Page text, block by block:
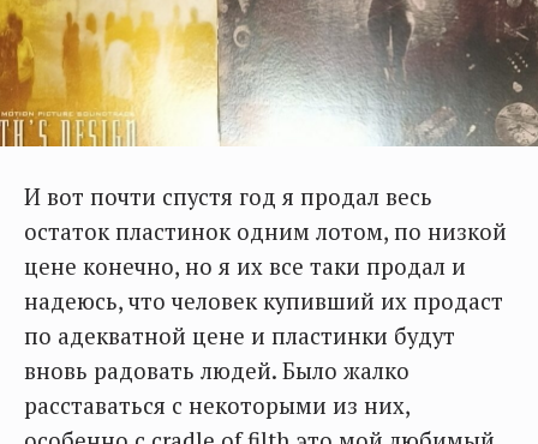
И вот почти спустя год я продал весь
остаток пластинок одним лотом, по низкой
цене конечно, но я их все таки продал и
надеюсь, что человек купивший их продаст
по адекватной цене и пластинки будут
вновь радовать людей. Было жалко
расставаться с некоторыми из них,